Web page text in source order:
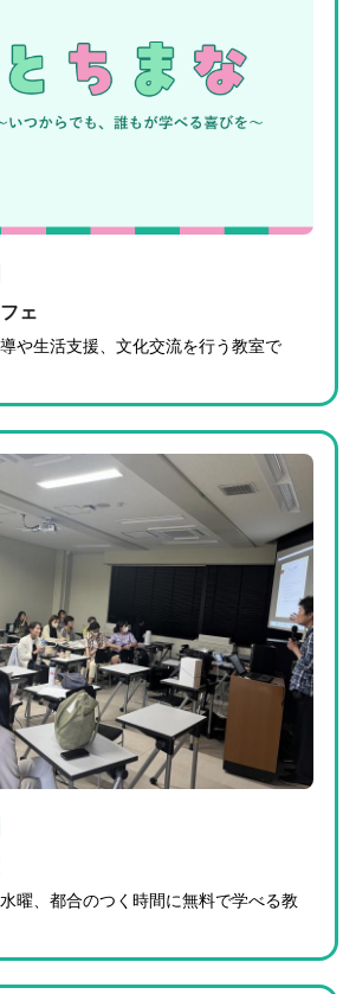
ェ
や生活支援、文化交流を行う教室で
曜、都合のつく時間に無料で学べる教